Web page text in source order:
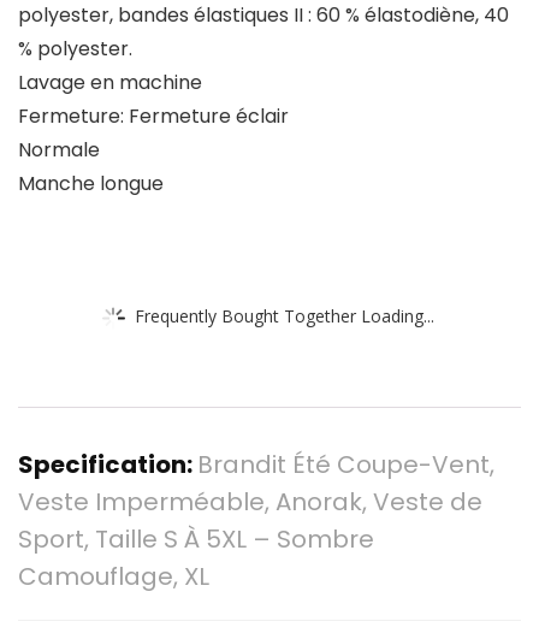
polyester, bandes élastiques II : 60 % élastodiène, 40
% polyester.
Lavage en machine
Fermeture: Fermeture éclair
Normale
Manche longue
Frequently Bought Together Loading...
Specification: Brandit Été Coupe-Vent,
Veste Imperméable, Anorak, Veste de
Sport, Taille S À 5XL – Sombre
Camouflage, XL